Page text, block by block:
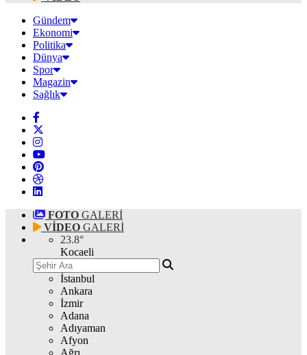
Gündem
Ekonomi
Politika
Dünya
Spor
Magazin
Sağlık
FOTO GALERİ
VİDEO GALERİ
23.8°
Kocaeli
İstanbul
Ankara
İzmir
Adana
Adıyaman
Afyon
Ağrı